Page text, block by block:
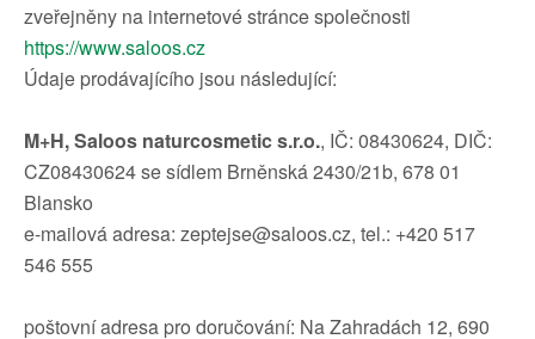
zveřejněny na internetové stránce společnosti
https://www.saloos.cz
Údaje prodávajícího jsou následující:
M+H, Saloos naturcosmetic s.r.o., IČ: 08430624, DIČ:
CZ08430624 se sídlem Brněnská 2430/21b, 678 01
Blansko
e-mailová adresa: zeptejse@saloos.cz, tel.: +420 517
546 555
poštovní adresa pro doručování: Na Zahradách 12, 690